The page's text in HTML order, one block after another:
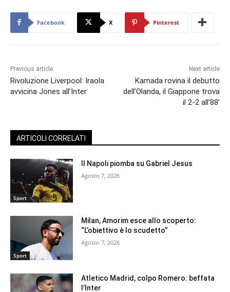
Facebook X Pinterest
Previous article
Rivoluzione Liverpool: Iraola
avvicina Jones all’Inter
Next article
Kamada rovina il debutto
dell’Olanda, il Giappone trova
il 2-2 all’88’
ARTICOLI CORRELATI
Sport
Il Napoli piomba su Gabriel Jesus
Agosto 7, 2026
Sport
Milan, Amorim esce allo scoperto:
“L’obiettivo è lo scudetto”
Agosto 7, 2026
Atletico Madrid, colpo Romero: beffata
l’Inter